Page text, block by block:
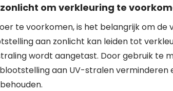
om verkleuring te
te voorkomen, is het belangrijk om
aan zonlicht kan leiden tot
wordt aangetast. Door gebruik te
aan UV-stralen verminderen